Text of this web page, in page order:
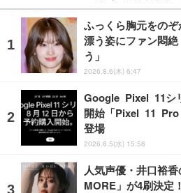
ふっくら胸元をの
漂う姿にファン悶
う」
2026.8.6(木) 6:47
Google Pixel 11シ
開始「Pixel 11 Pro
登場
2026.8.5(水) 15:58
人気声優・井口裕
MORE」が4刷決定